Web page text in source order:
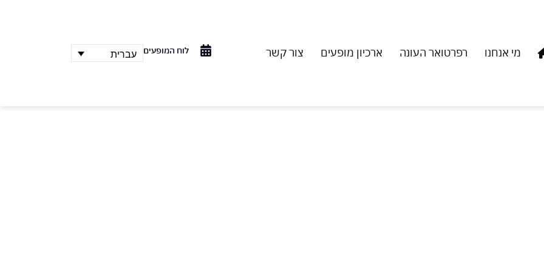
מי אנחנו רפרטואר העונה ארכיון מופעים צור קשר לוח המופעים עברית